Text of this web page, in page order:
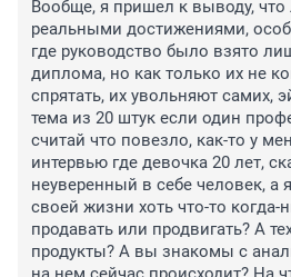
Вообще, я пришел к выводу,
реальными достижениями,
где руководство было взято
диплома, но как только их не
спрятать, их увольняют самих,
тема из 20 штук если один
считай что повезло, как-то у
интервью где девочка 20 лет,
неуверенный в себе человек, а
своей жизни хоть что-то когда-
продавать или продвигать? А
продукты? А вы знакомы с